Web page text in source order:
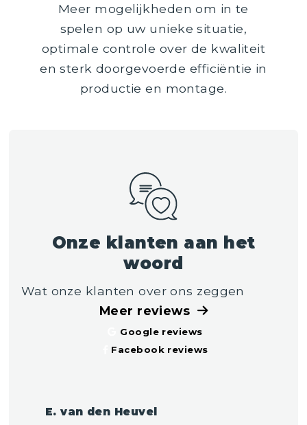
Meer mogelijkheden om in te
spelen op uw unieke situatie,
optimale controle over de kwaliteit
en sterk doorgevoerde efficiëntie in
productie en montage.
Onze klanten aan het
woord
Wat onze klanten over ons zeggen
Meer reviews
Google reviews
Facebook reviews
E. van den Heuvel